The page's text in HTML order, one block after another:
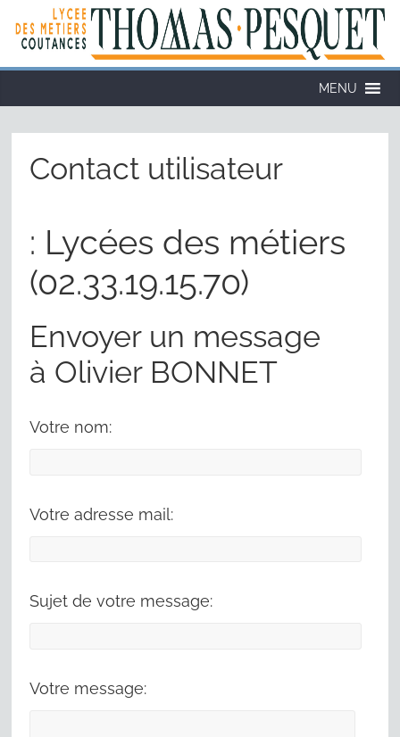
MENU
Contact utilisateur
: Lycées des métiers
(02.33.19.15.70)
Envoyer un message
à Olivier BONNET
Votre nom:
Votre adresse mail:
Sujet de votre message:
Votre message:
Cookies management panel